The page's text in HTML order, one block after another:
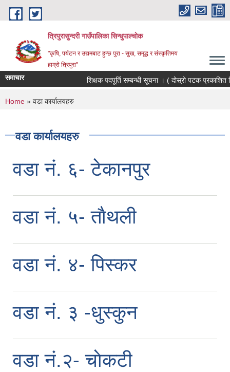
Skip to main content
त्रिपुरासुन्दरी गाउँपालिका सिन्धुपाल्चाेक
"कृषि, पर्यटन र उद्यमबाट हुन्छ पुरा - सुख, समृद्ध र संस्कृतिमय
हाम्रो त्रिपुरा"
समाचार शिक्षक पदपूर्ति सम्बन्धी सूचना । ( दोस्रो पटक प्रकाशित
You are here
Home » वडा कार्यालयहरु
वडा कार्यालयहरु
वडा नं. ६- टेकानपुर
वडा नं. ५- ताैथली
वडा नं. ४- पिस्कर
वडा नं. ३ -धुस्कुन
वडा नं.२- चाेकटी